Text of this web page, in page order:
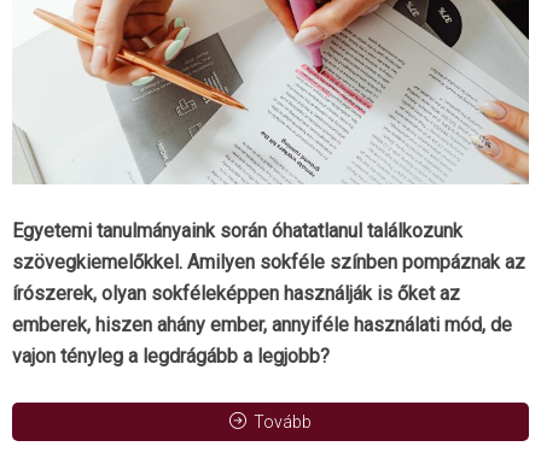
Egyetemi tanulmányaink során óhatatlanul találkozunk
szövegkiemelőkkel. Amilyen sokféle színben pompáznak az
írószerek, olyan sokféleképpen használják is őket az
emberek, hiszen ahány ember, annyiféle használati mód, de
vajon tényleg a legdrágább a legjobb?
Tovább